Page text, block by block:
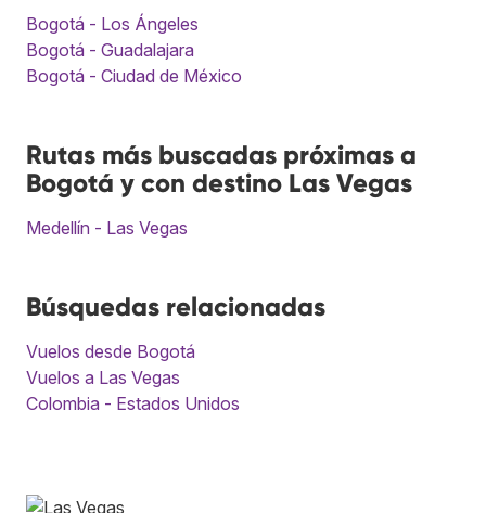
Bogotá - Los Ángeles
Bogotá - Guadalajara
Bogotá - Ciudad de México
Rutas más buscadas próximas a
Bogotá y con destino Las Vegas
Medellín - Las Vegas
Búsquedas relacionadas
Vuelos desde Bogotá
Vuelos a Las Vegas
Colombia - Estados Unidos